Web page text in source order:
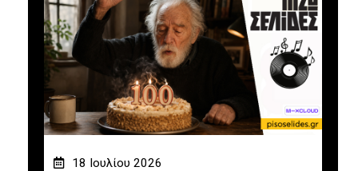
18 Ιουλίου 2026